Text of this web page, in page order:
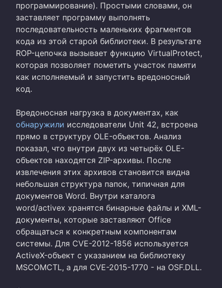
программирование). Простыми словами, он
заставляет программу выполнять
последовательность маленьких фрагментов
кода из этой старой библиотеки. В результате
ROP-цепочка вызывает функцию VirtualProtect,
которая позволяет пометить участок памяти
как исполняемый и запустить вредоносный
код.
Вредоносная нагрузка в документах, как
обнаружили исследователи Unit 42, встроена
прямо в структуру OLE-объектов. Анализ
показал, что внутри двух из четырёх OLE-
объектов находятся ZIP-архивы. После
извлечения этих архивов становится видна
небольшая структура папок, типичная для
документов Word. Внутри каталога
word/activex хранятся бинарные файлы и XML-
документы, которые заставляют Office
обращаться к конкретным компонентам
системы. Для CVE-2012-1856 используется
ActiveX-объект с указанием на библиотеку
MSCOMCTL, а для CVE-2015-1770 - на OSF.DLL.